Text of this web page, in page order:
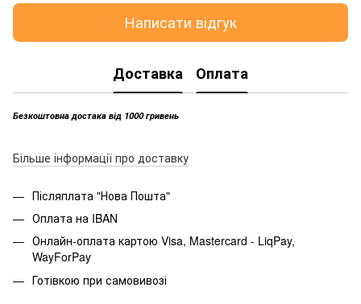
Написати відгук
Доставка Оплата
Безкоштовна достака від 1000 гривень
Більше інформації про доставку
Післяплата "Нова Пошта"
Оплата на IBAN
Онлайн-оплата картою Visa, Mastercard - LiqPay,
WayForPay
Готівкою при самовивозі